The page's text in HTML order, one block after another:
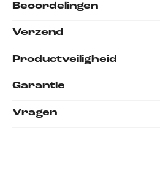
Beoordelingen
Verzend
Productveiligheid
Garantie
Vragen